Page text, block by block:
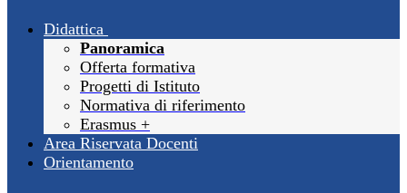
Didattica
Panoramica
Offerta formativa
Progetti di Istituto
Normativa di riferimento
Erasmus +
Area Riservata Docenti
Orientamento